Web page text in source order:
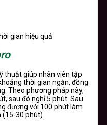
gian hiệu quả
thuật giúp nhân viên tập
thời gian ngắn, đồng
Theo phương pháp này,
sau đó nghỉ 5 phút. Sau
đương với 100 phút làm
(15-30 phút).